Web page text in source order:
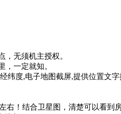
无须机主授权。
一定就知。
纬度,电子地图截屏,提供位置文
右！结合卫星图，清楚可以看到